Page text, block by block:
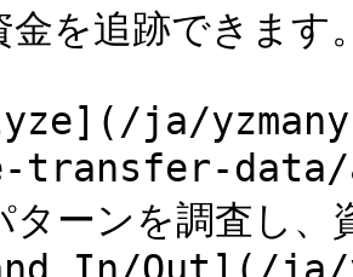
金を追跡できます
ja/
data/
ターンを調査し